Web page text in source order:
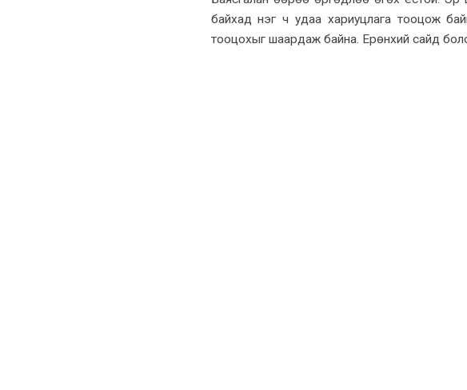
байхад нэг ч удаа хариуцлага тооцож
тооцохыг шаардаж байна. Ерөнхий сайд